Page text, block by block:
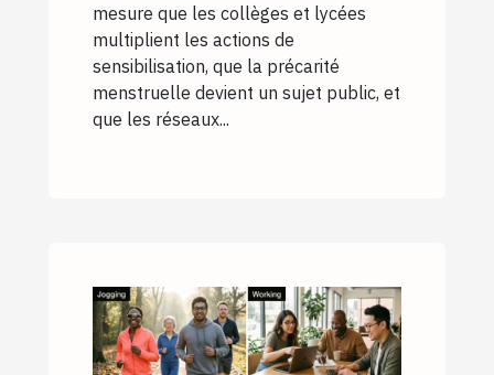
mesure que les collèges et lycées
multiplient les actions de
sensibilisation, que la précarité
menstruelle devient un sujet public, et
que les réseaux...